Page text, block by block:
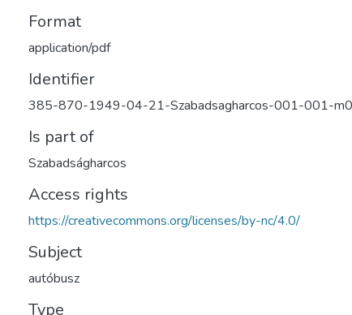
Format
application/pdf
Identifier
385-870-1949-04-21-Szabadsagharcos-001-001-
Is part of
Szabadságharcos
Access rights
https://creativecommons.org/licenses/by-nc/4.0/
Subject
autóbusz
Type